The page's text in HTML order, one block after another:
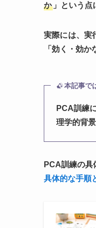
か 」という
実際には、実
「効く・効か
本記事で
PCA訓練
理学的背
PCA訓練の具
具体的な手順